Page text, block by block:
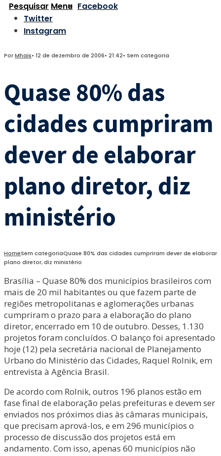
Pesquisar Menu Facebook
Twitter
Instagram
PorMhais• 12 de dezembro de 2006• 21:42• Sem categoria
Quase 80% das
cidades cumpriram
dever de elaborar
plano diretor, diz
ministério
HomeSem categoriaQuase 80% das cidades cumpriram dever de elaborar
plano diretor, diz ministério
Brasília – Quase 80% dos municípios brasileiros com
mais de 20 mil habitantes ou que fazem parte de
regiões metropolitanas e aglomerações urbanas
cumpriram o prazo para a elaboração do plano
diretor, encerrado em 10 de outubro. Desses, 1.130
projetos foram concluídos. O balanço foi apresentado
hoje (12) pela secretária nacional de Planejamento
Urbano do Ministério das Cidades, Raquel Rolnik, em
entrevista à Agência Brasil.
De acordo com Rolnik, outros 196 planos estão em
fase final de elaboração pelas prefeituras e devem ser
enviados nos próximos dias às câmaras municipais,
que precisam aprová-los, e em 296 municípios o
processo de discussão dos projetos está em
andamento. Com isso, apenas 60 municípios não